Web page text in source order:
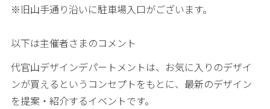
※旧山手通り沿いに駐車場入口がございます。
以下は主催者さまのコメント
代官山デザインデパートメントは、お気に入りのデザイ
ンが買えるというコンセプトをもとに、最新のデザイン
を提案・紹介するイベントです。